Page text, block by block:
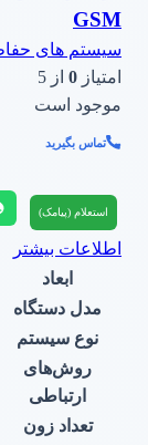
GSM
سیستم های
امتیاز 0 از 5
موجود است
تماس بگیرید
استعلام (پیامک)
اطلاعات بیشتر
ابعاد
مدل دستگاه
نوع سیستم
روش‌های
ارتباطی
تعداد زون